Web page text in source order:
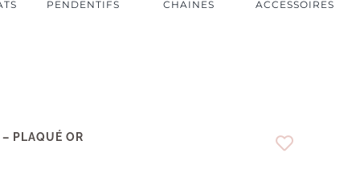
PENDENTIFS CHAINES ACCESSOIRES
PLAQUÉ OR